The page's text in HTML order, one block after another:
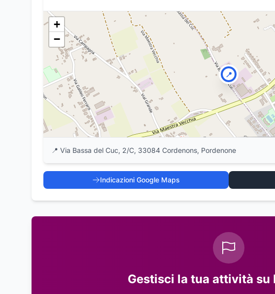
📍
+
−
📍 Via Bassa del Cuc, 2/C, 33084 Cordenons, Pordenone
Indicazioni Google Maps
Gestisci la tua attività su